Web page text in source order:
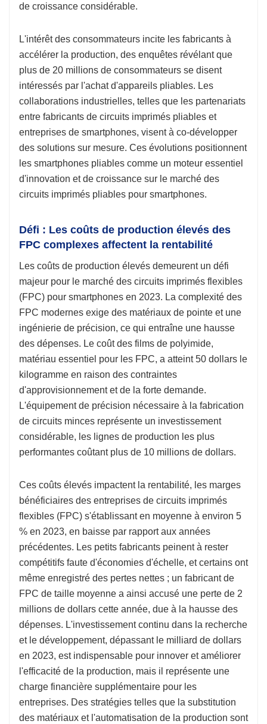
de croissance considérable.
L'intérêt des consommateurs incite les fabricants à
accélérer la production, des enquêtes révélant que
plus de 20 millions de consommateurs se disent
intéressés par l'achat d'appareils pliables. Les
collaborations industrielles, telles que les partenariats
entre fabricants de circuits imprimés pliables et
entreprises de smartphones, visent à co-développer
des solutions sur mesure. Ces évolutions positionnent
les smartphones pliables comme un moteur essentiel
d'innovation et de croissance sur le marché des
circuits imprimés pliables pour smartphones.
Défi : Les coûts de production élevés des
FPC complexes affectent la rentabilité
Les coûts de production élevés demeurent un défi
majeur pour le marché des circuits imprimés flexibles
(FPC) pour smartphones en 2023. La complexité des
FPC modernes exige des matériaux de pointe et une
ingénierie de précision, ce qui entraîne une hausse
des dépenses. Le coût des films de polyimide,
matériau essentiel pour les FPC, a atteint 50 dollars le
kilogramme en raison des contraintes
d'approvisionnement et de la forte demande.
L'équipement de précision nécessaire à la fabrication
de circuits minces représente un investissement
considérable, les lignes de production les plus
performantes coûtant plus de 10 millions de dollars.
Ces coûts élevés impactent la rentabilité, les marges
bénéficiaires des entreprises de circuits imprimés
flexibles (FPC) s'établissant en moyenne à environ 5
% en 2023, en baisse par rapport aux années
précédentes. Les petits fabricants peinent à rester
compétitifs faute d'économies d'échelle, et certains ont
même enregistré des pertes nettes ; un fabricant de
FPC de taille moyenne a ainsi accusé une perte de 2
millions de dollars cette année, due à la hausse des
dépenses. L'investissement continu dans la recherche
et le développement, dépassant le milliard de dollars
en 2023, est indispensable pour innover et améliorer
l'efficacité de la production, mais il représente une
charge financière supplémentaire pour les
entreprises. Des stratégies telles que la substitution
des matériaux et l'automatisation de la production sont